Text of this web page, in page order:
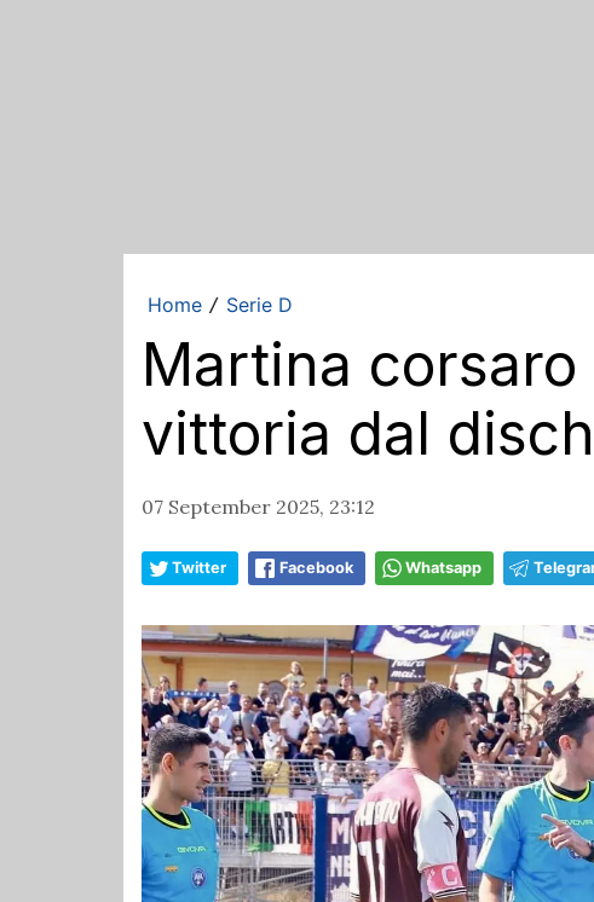
Home / Serie D
Martina
vittoria dal
07 September 2025, 23:12
Twitter Facebook Whatsapp